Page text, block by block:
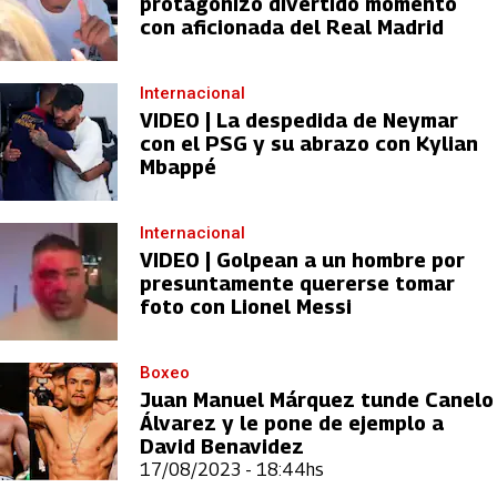
con aficionada del Real Madrid
Internacional
VIDEO | La despedida de Neymar
con el PSG y su abrazo con Kylian
Mbappé
Internacional
VIDEO | Golpean a un hombre por
presuntamente quererse tomar
foto con Lionel Messi
Boxeo
Juan Manuel Márquez tunde Canelo
Álvarez y le pone de ejemplo a
David Benavidez
17/08/2023 - 18:44hs